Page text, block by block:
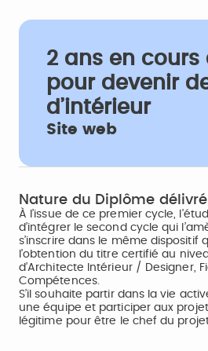
2 ans en cours
pour devenir
d’intérieur
Site web
Nature du Diplôme délivré
À l’issue de ce premier cycle,
d’intégrer le second cycle qui
s’inscrire dans le même dispositif
l’obtention du titre certifié au
d’Architecte Intérieur / Designer,
Compétences.
S’il souhaite partir dans la vie
une équipe et participer aux
légitime pour être le chef du